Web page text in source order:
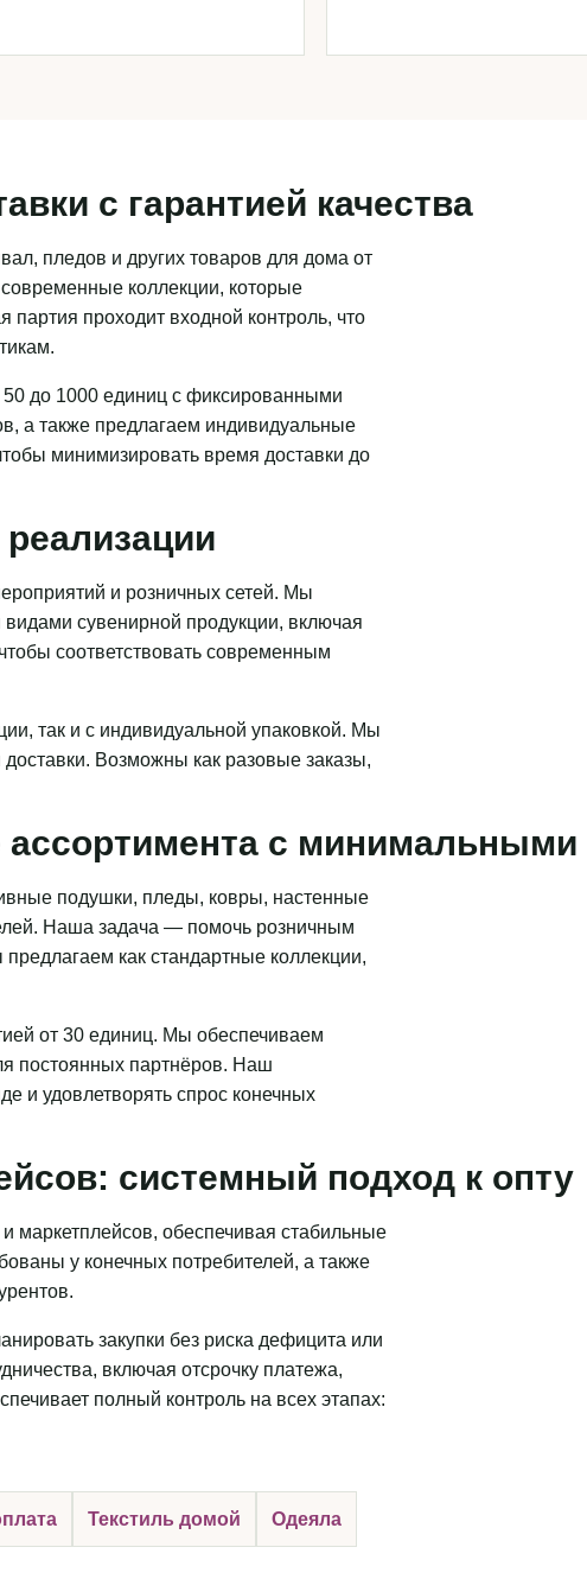
с гарантией качества
пледов и других товаров для дома от
коллекции, которые
партия проходит входной контроль, что
50 до 1000 единиц с фиксированными
а также предлагаем индивидуальные
минимизировать время доставки до
и розничных сетей. Мы
сувенирной продукции, включая
соответствовать современным
так и с индивидуальной упаковкой. Мы
Возможны как разовые заказы,
с минимальными
подушки, пледы, ковры, настенные
Наша задача — помочь розничным
как стандартные коллекции,
от 30 единиц. Мы обеспечиваем
постоянных партнёров. Наш
и удовлетворять спрос конечных
системный подход к опту
маркетплейсов, обеспечивая стабильные
у конечных потребителей, а также
закупки без риска дефицита или
включая отсрочку платежа,
полный контроль на всех этапах:
Текстиль домой Одеяла